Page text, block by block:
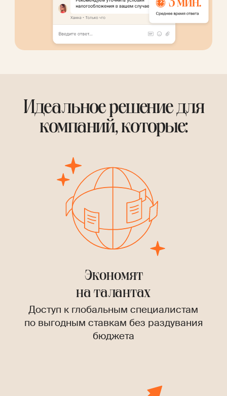
Идеальное решение для
компаний, которые:
Экономят
на талантах
Доступ к глобальным специалистам
по выгодным ставкам без раздувания
бюджета